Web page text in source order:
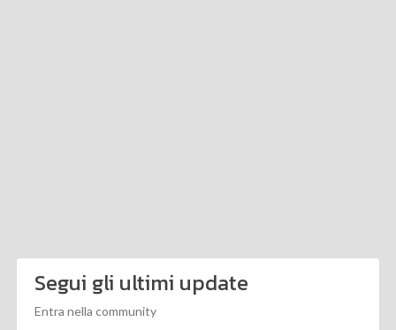
Segui gli ultimi update
Entra nella community